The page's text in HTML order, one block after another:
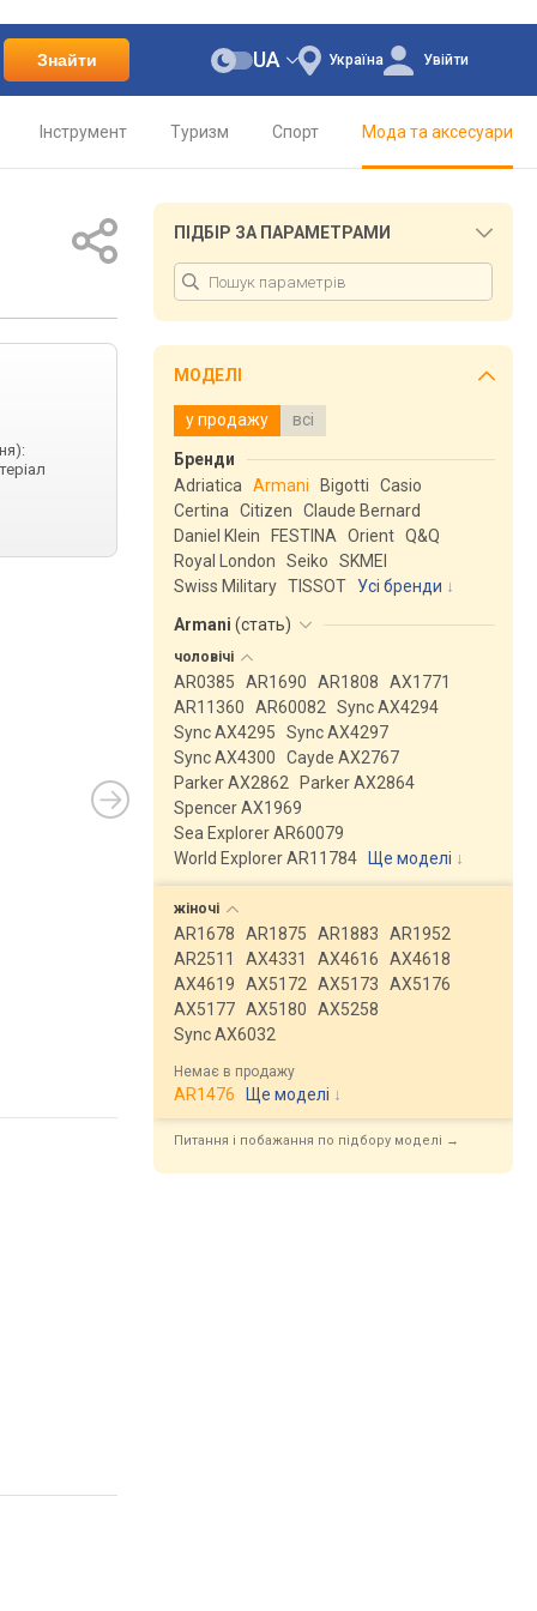
Знайти Україна
UA Увійти
Інструмент Туризм Спорт Мода та аксесуари
ПІДБІР ЗА ПАРАМЕТРАМИ
МОДЕЛІ
у продажу всі
Бренди
Adriatica
Armani Bigotti
Casio
Certina
Citizen
Claude Bernard
Daniel Klein
FESTINA Orient Q&Q
Royal London
Seiko
SKMEI
Swiss Military TISSOT
Усі бренди
Armani (стать)
чоловічі
AR0385 AR1690 AR1808
AX1771
AR11360
AR60082
Sync AX4294
Sync AX4295
Sync AX4297
Sync AX4300
Cayde AX2767
Parker AX2862
Parker AX2864
Spencer AX1969
Sea Explorer AR60079
World Explorer AR11784
Ще моделі ↓
жіночі
AR1678 AR1875 AR1883
AR1952
AR2511
AX4331 AX4616
AX4618
AX4619
AX5172 AX5173
AX5176
AX5177 AX5180
AX5258
Sync AX6032
Немає в продажу
AR1476 Ще моделі ↓
Питання і побажання по підбору моделі →